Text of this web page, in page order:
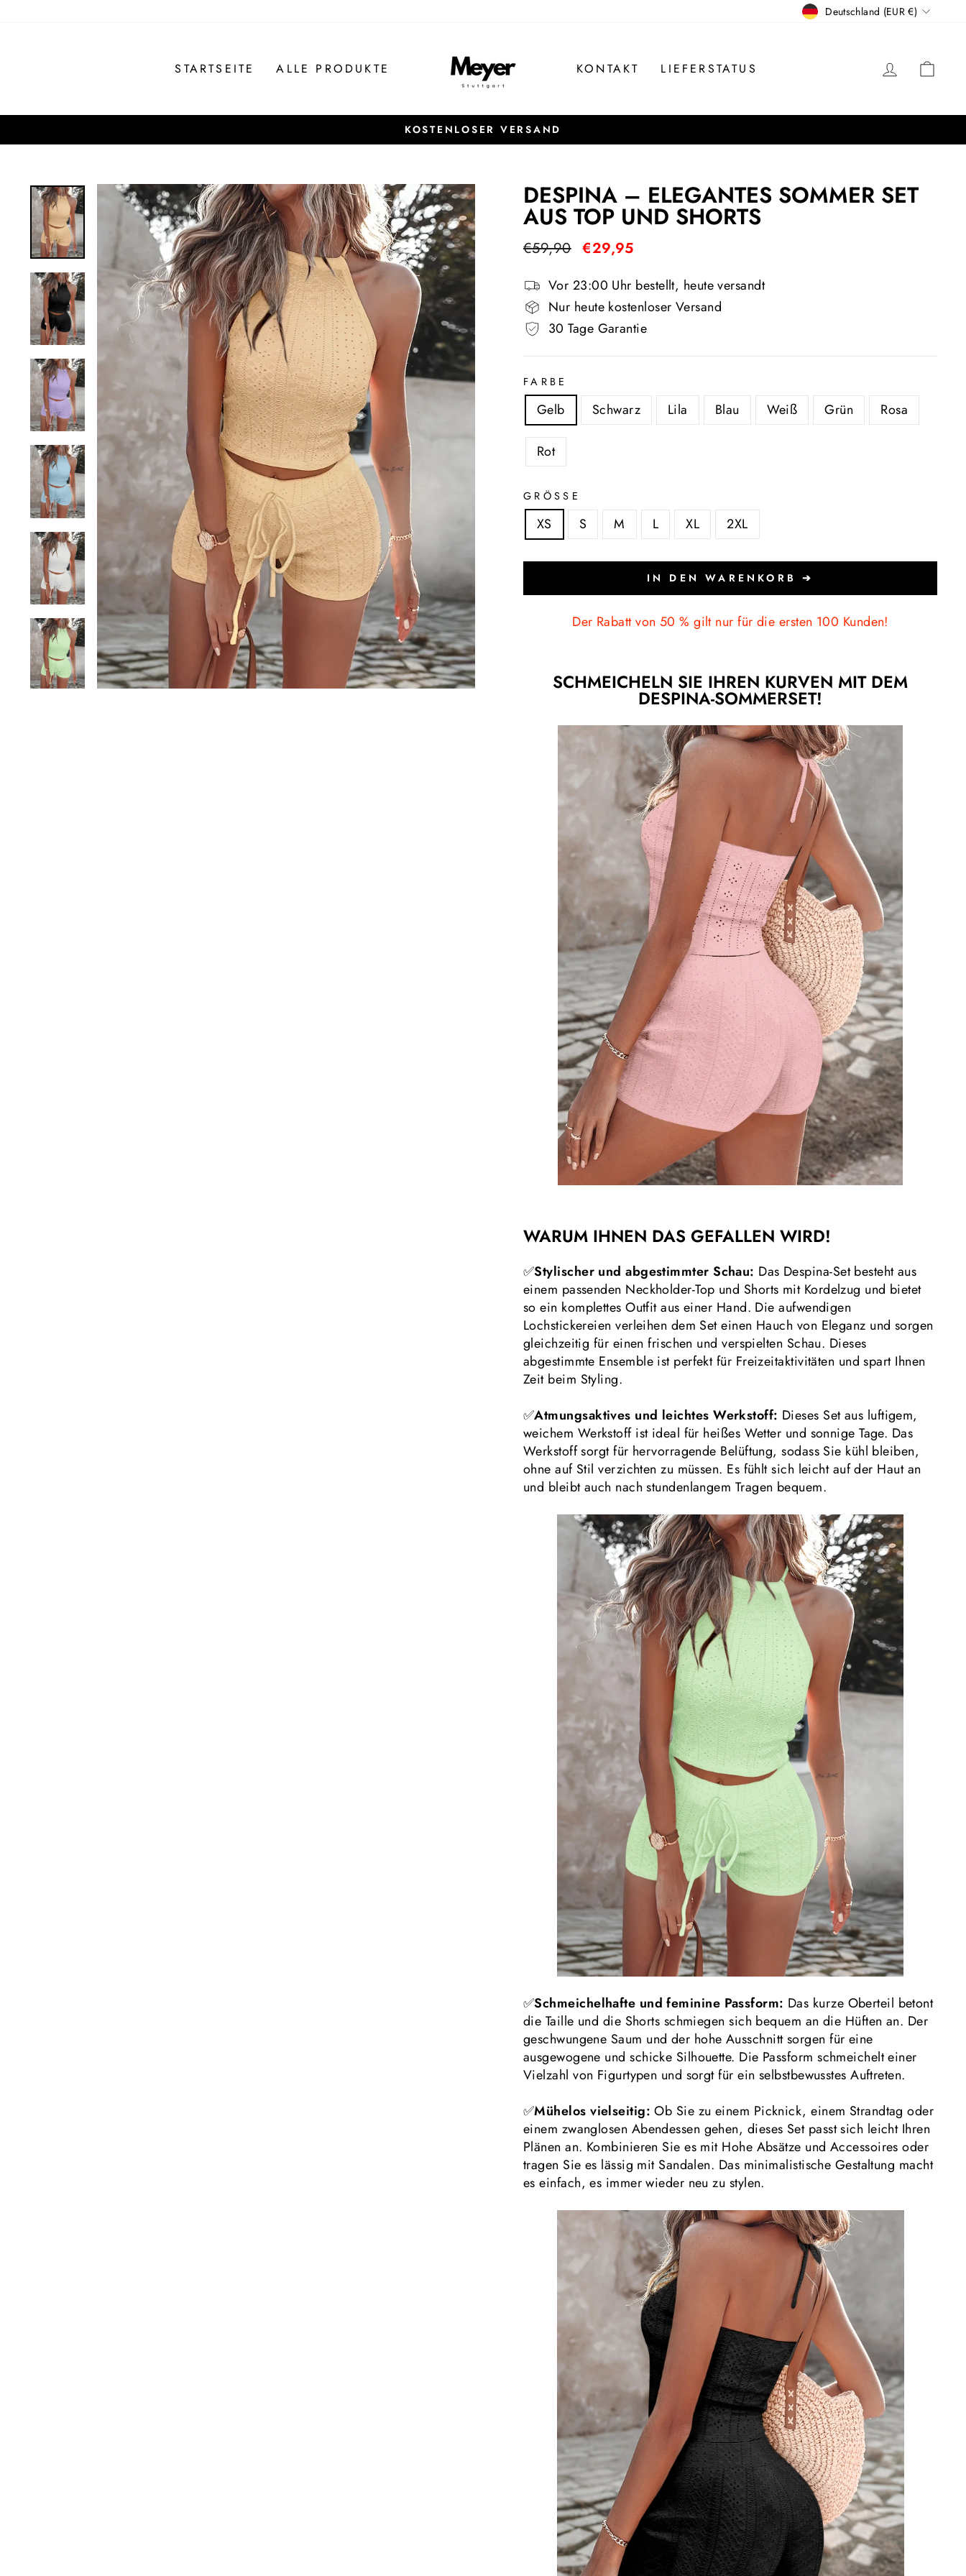
WÄHRUNG
Deutschland (EUR €)
STARTSEITE ALLE PRODUKTE KONTAKT LIEFERSTATUS
Pause
KOSTENLOSER VERSAND
DESPINA – ELEGANTES SOMMER SET
AUS TOP UND SHORTS
Normaler
€59,90 Sonderpreis
€29,95
Vor 23:00 Uhr bestellt, heute versandt
Nur heute kostenloser Versand
30 Tage Garantie
FARBE
Gelb Schwarz Lila Blau Weiß Grün Rosa
Rot
GRÖSSE
XS S M L XL 2XL
IN DEN WARENKORB ➔
Der Rabatt von 50 % gilt nur für die ersten 100 Kunden!
SCHMEICHELN SIE IHREN KURVEN MIT DEM
DESPINA-SOMMERSET!
WARUM IHNEN DAS GEFALLEN WIRD!
✅Stylischer und abgestimmter Schau: Das Despina-Set besteht aus
einem passenden Neckholder-Top und Shorts mit Kordelzug und bietet
so ein komplettes Outfit aus einer Hand. Die aufwendigen
Lochstickereien verleihen dem Set einen Hauch von Eleganz und sorgen
gleichzeitig für einen frischen und verspielten Schau. Dieses
abgestimmte Ensemble ist perfekt für Freizeitaktivitäten und spart Ihnen
Zeit beim Styling.
✅Atmungsaktives und leichtes Werkstoff: Dieses Set aus luftigem,
weichem Werkstoff ist ideal für heißes Wetter und sonnige Tage. Das
Werkstoff sorgt für hervorragende Belüftung, sodass Sie kühl bleiben,
ohne auf Stil verzichten zu müssen. Es fühlt sich leicht auf der Haut an
und bleibt auch nach stundenlangem Tragen bequem.
✅Schmeichelhafte und feminine Passform: Das kurze Oberteil betont
die Taille und die Shorts schmiegen sich bequem an die Hüften an. Der
geschwungene Saum und der hohe Ausschnitt sorgen für eine
ausgewogene und schicke Silhouette. Die Passform schmeichelt einer
Vielzahl von Figurtypen und sorgt für ein selbstbewusstes Auftreten.
✅Mühelos vielseitig: Ob Sie zu einem Picknick, einem Strandtag oder
einem zwanglosen Abendessen gehen, dieses Set passt sich leicht Ihren
Plänen an. Kombinieren Sie es mit Hohe Absätze und Accessoires oder
tragen Sie es lässig mit Sandalen. Das minimalistische Gestaltung macht
es einfach, es immer wieder neu zu stylen.